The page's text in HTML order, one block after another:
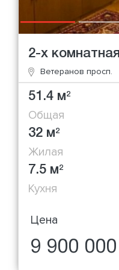
2-х
Ветеранов просп.
51.4 м2
Общая
32 м2
Жилая
7.5 м2
Кухня
Цена
9 900